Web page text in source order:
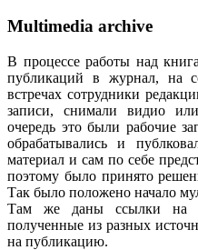
Multimedia archive
В процессе работы над
публикаций в журнал, на
встречах сотрудники
записи, снимали видио
очередь это были рабочие
обрабатывались и
материал и сам по себе
поэтому было принято
Так было положено начало
Там же даны ссылки на
полученные из разных
на публикацию.